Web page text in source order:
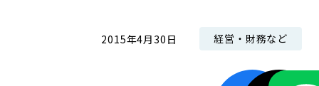
2015年4月30日 経営・財務など